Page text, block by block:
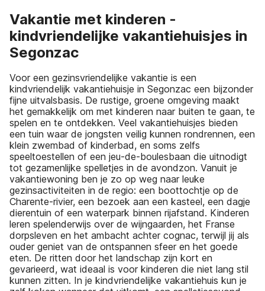
Vakantie met kinderen -
kindvriendelijke vakantiehuisjes in
Segonzac
Voor een gezinsvriendelijke vakantie is een
kindvriendelijk vakantiehuisje in Segonzac een bijzonder
fijne uitvalsbasis. De rustige, groene omgeving maakt
het gemakkelijk om met kinderen naar buiten te gaan, te
spelen en te ontdekken. Veel vakantiehuisjes bieden
een tuin waar de jongsten veilig kunnen rondrennen, een
klein zwembad of kinderbad, en soms zelfs
speeltoestellen of een jeu-de-boulesbaan die uitnodigt
tot gezamenlijke spelletjes in de avondzon. Vanuit je
vakantiewoning ben je zo op weg naar leuke
gezinsactiviteiten in de regio: een boottochtje op de
Charente-rivier, een bezoek aan een kasteel, een dagje
dierentuin of een waterpark binnen rijafstand. Kinderen
leren spelenderwijs over de wijngaarden, het Franse
dorpsleven en het ambacht achter cognac, terwijl jij als
ouder geniet van de ontspannen sfeer en het goede
eten. De ritten door het landschap zijn kort en
gevarieerd, wat ideaal is voor kinderen die niet lang stil
kunnen zitten. In je kindvriendelijke vakantiehuis kun je